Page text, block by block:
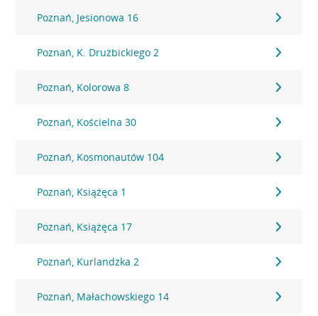
Poznań, Jesionowa 16
Poznań, K. Drużbickiego 2
Poznań, Kolorowa 8
Poznań, Kościelna 30
Poznań, Kosmonautów 104
Poznań, Książęca 1
Poznań, Książęca 17
Poznań, Kurlandzka 2
Poznań, Małachowskiego 14